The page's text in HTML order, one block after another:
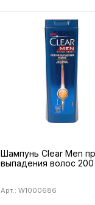
Шампунь Clear Men
выпадения волос
Арт.: W1000686